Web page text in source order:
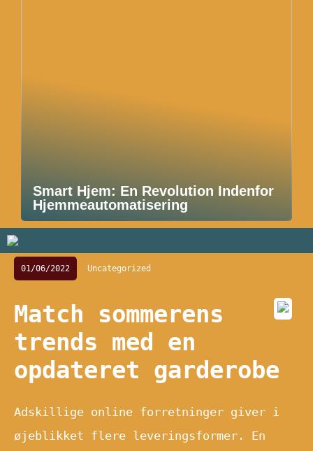
Smart Hjem: En Revolution Indenfor
Hjemmeautomatisering
01/06/2022 Uncategorized
Match sommerens
trends med en
opdateret garderobe
Adskillige online forretninger giver i
øjeblikket flere leveringsformer. En